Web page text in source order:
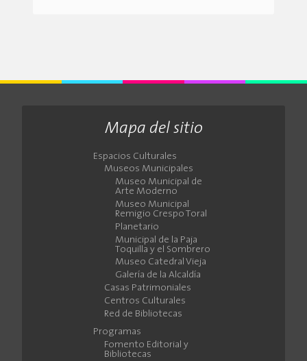
Mapa del sitio
Espacios Culturales
Museos Municipales
Museo Municipal de
Arte Moderno
Museo Municipal
Remigio Crespo Toral
Planetario
Municipal de la Paja
Toquilla y el Sombrero
Museo Catedral Vieja
Galería de la Alcaldía
Casas Patrimoniales
Centros Culturales
Red de Bibliotecas
Programas
Fomento Editorial y
Bibliotecas